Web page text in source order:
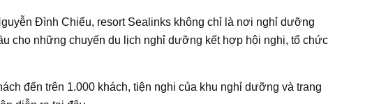
Đình Chiểu, resort Sealinks không chỉ là nơi nghỉ dưỡng
cho những chuyến du lịch nghỉ dưỡng kết hợp hội nghị, tổ chức
đến trên 1.000 khách, tiện nghi của khu nghỉ dưỡng và trang